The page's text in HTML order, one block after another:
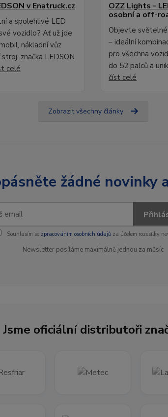
v Enatruck.cz
a spolehlivé LED
vozidlo? Ať už jde
nákladní vůz
značka LEDSON
celé
OZZ Lights -
osobní a off-
Objevte
– ideální
pro všechna
do 52 palců a
číst celé
Zobrazit všechny články
žádné novinky
Souhlasím se zpracováním osobních údajůza účelem rozesílky
Newsletter posíláme maximálně jednou za měsíc
Jsme oficiální distributoři